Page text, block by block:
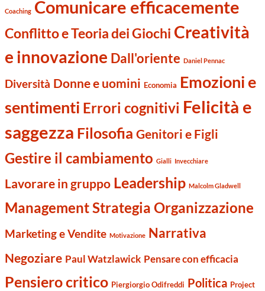
Coaching Comunicare efficacemente
Conflitto e Teoria dei Giochi Creatività
e innovazione Dall'oriente Daniel Pennac
Diversità Donne e uomini Economia Emozioni e
sentimenti Errori cognitivi Felicità e
saggezza Filosofia Genitori e Figli
Gestire il cambiamento Gialli Invecchiare
Lavorare in gruppo Leadership Malcolm Gladwell
Management Strategia Organizzazione
Marketing e Vendite Motivazione Narrativa
Negoziare Paul Watzlawick Pensare con efficacia
Pensiero critico Piergiorgio Odifreddi Politica Project